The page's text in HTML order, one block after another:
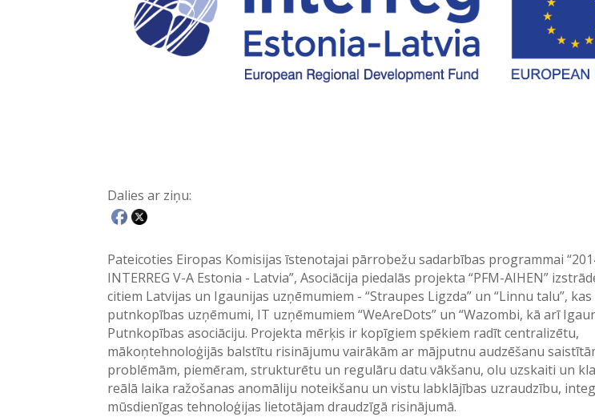
Dalies ar ziņu:
Pateicoties Eiropas Komisijas īstenotajai pārrobežu sadarbības programmai
INTERREG V-A Estonia - Latvia”, Asociācija piedalās projekta “PFM-AIHEN”
citiem Latvijas un Igaunijas uzņēmumiem - “Straupes Ligzda” un “Linnu talu”,
putnkopības uzņēmumi, IT uzņēmumiem “WeAreDots” un “Wazombi, kā arī
Putnkopības asociāciju. Projekta mērķis ir kopīgiem spēkiem radīt centralizētu,
mākoņtehnoloģijās balstītu risinājumu vairākām ar mājputnu audzēšanu
problēmām, piemēram, strukturētu un regulāru datu vākšanu, olu uzskaiti un
reālā laika ražošanas anomāliju noteikšanu un vistu labklājības uzraudzību,
mūsdienīgas tehnoloģijas lietotājam draudzīgā risinājumā.